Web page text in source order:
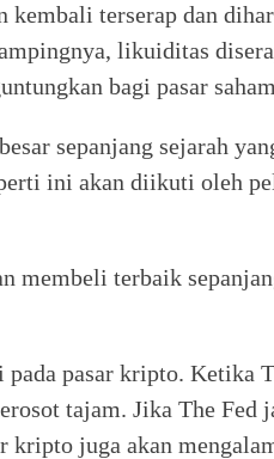
terserap dan
likuiditas
bagi pasar
sepanjang sejarah
ini akan diikuti oleh
membeli terbaik
pasar kripto. Ketika
tajam. Jika The Fed
kripto juga akan